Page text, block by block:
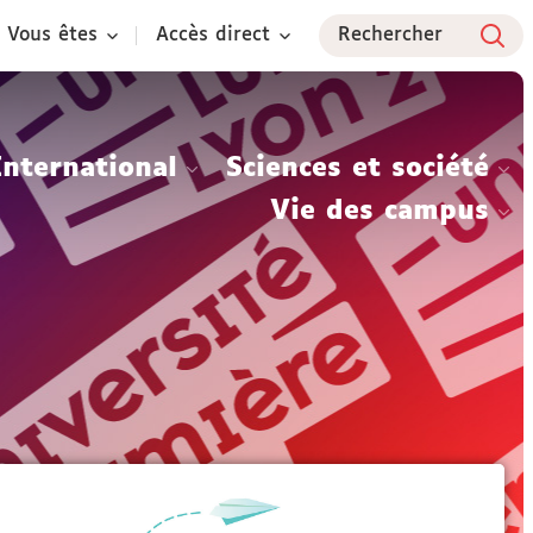
Vous êtes Accès direct Rechercher
Sciences et société
Vie des campus